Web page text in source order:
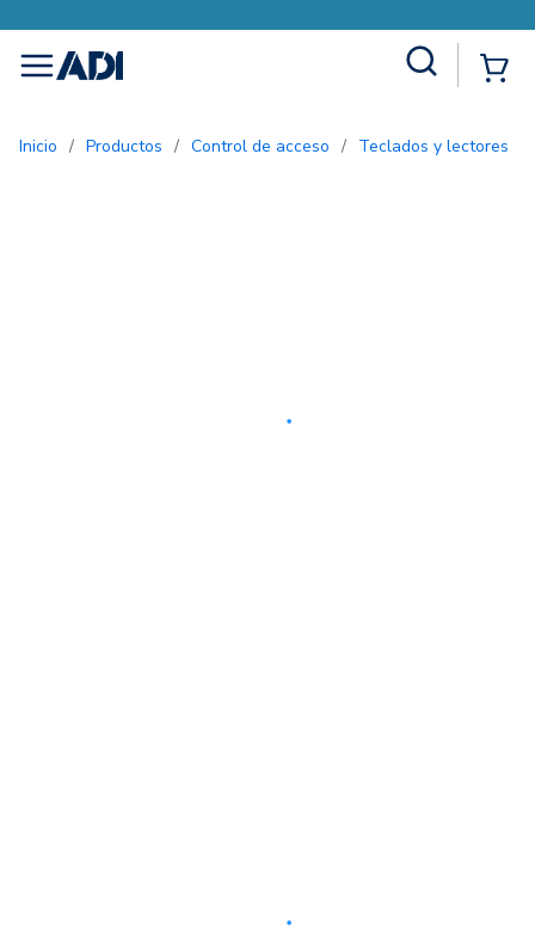
menu
Inicio / Productos / Control de acceso / Teclados y lectores